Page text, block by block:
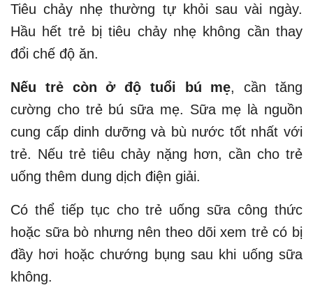
Tiêu chảy nhẹ thường tự khỏi sau vài ngày.
Hầu hết trẻ bị tiêu chảy nhẹ không cần thay
đổi chế độ ăn.
Nếu trẻ còn ở độ tuổi bú mẹ, cần tăng
cường cho trẻ bú sữa mẹ. Sữa mẹ là nguồn
cung cấp dinh dưỡng và bù nước tốt nhất với
trẻ. Nếu trẻ tiêu chảy nặng hơn, cần cho trẻ
uống thêm dung dịch điện giải.
Có thể tiếp tục cho trẻ uống sữa công thức
hoặc sữa bò nhưng nên theo dõi xem trẻ có bị
đầy hơi hoặc chướng bụng sau khi uống sữa
không.